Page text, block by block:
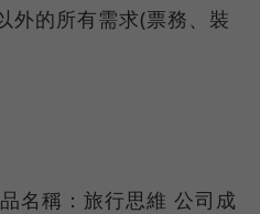
外的所有需求(票務、裝
名稱：旅行思維 公司成